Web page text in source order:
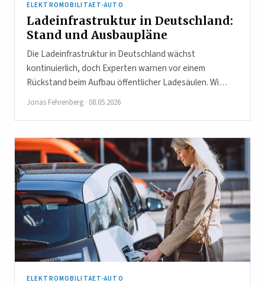
ELEKTROMOBILITAET-AUTO
Ladeinfrastruktur in Deutschland:
Stand und Ausbaupläne
Die Ladeinfrastruktur in Deutschland wächst
kontinuierlich, doch Experten warnen vor einem
Rückstand beim Aufbau öffentlicher Ladesäulen. Wi…
Jonas Fehrenberg · 08.05.2026
ELEKTROMOBILITAET-AUTO